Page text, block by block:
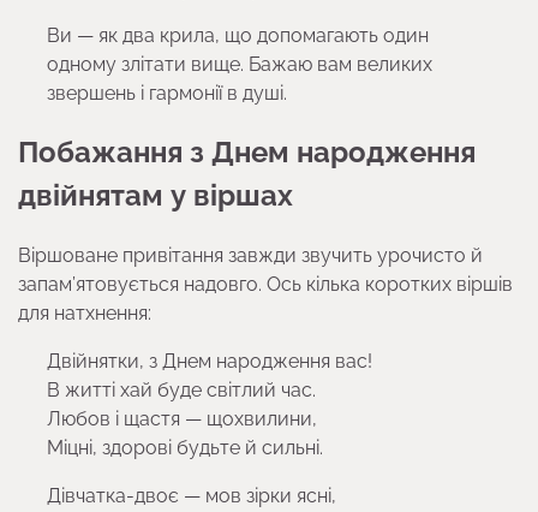
Ви — як два крила, що допомагають один
одному злітати вище. Бажаю вам великих
звершень і гармонії в душі.
Побажання з Днем народження
двійнятам у віршах
Віршоване привітання завжди звучить урочисто й
запам’ятовується надовго. Ось кілька коротких віршів
для натхнення:
Двійнятки, з Днем народження вас!
В житті хай буде світлий час.
Любов і щастя — щохвилини,
Міцні, здорові будьте й сильні.
Дівчатка-двоє — мов зірки ясні,